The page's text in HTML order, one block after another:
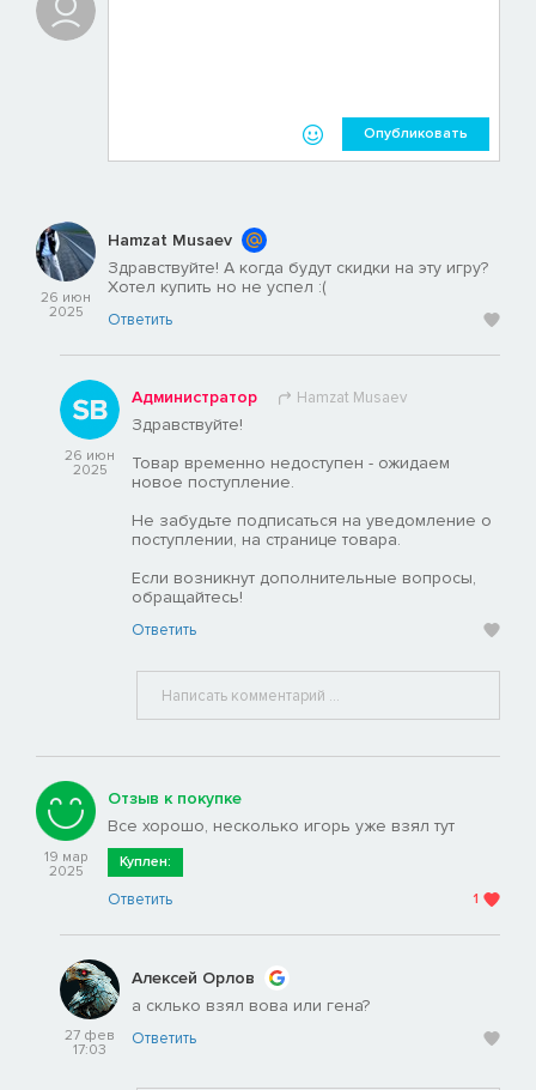
Опубликовать
26 июн
2025
Hamzat Musaev
Здравствуйте! А когда будут скидки на эту игру?
Хотел купить но не успел :(
Ответить
26 июн
2025
Администратор Hamzat Musaev
Здравствуйте!
Товар временно недоступен - ожидаем
новое поступление.
Не забудьте подписаться на уведомление о
поступлении, на странице товара.
Если возникнут дополнительные вопросы,
обращайтесь!
Ответить
19 мар
2025
Отзыв к покупке
Все хорошо, несколько игорь уже взял тут
Куплен:
Ответить 1
27 фев
17:03
Алексей Орлов
а склько взял вова или гена?
Ответить